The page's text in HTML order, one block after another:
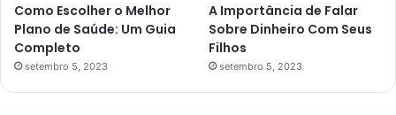
Como Escolher o Melhor
Plano de Saúde: Um Guia
Completo
setembro 5, 2023
A Importância de Falar
Sobre Dinheiro Com Seus
Filhos
setembro 5, 2023